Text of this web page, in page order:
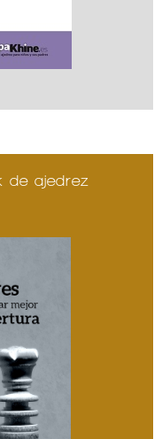
de ajedrez